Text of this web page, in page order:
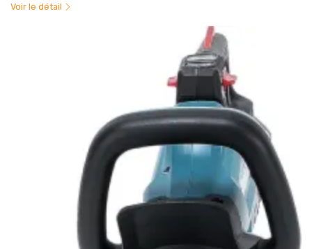
Voir le détail